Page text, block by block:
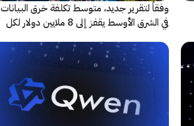
وفقاً لتقرير جديد، متوسط تكلفة خرق البيانات
في الشرق الأوسط يقفز إلى 8 ملايين دولار لكل